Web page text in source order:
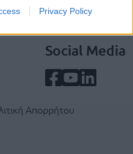
Privacy Policy
Social Media
Menu
Απορρήτου